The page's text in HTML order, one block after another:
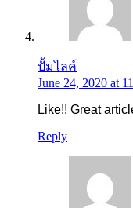
ปั้มไลค์
June 24, 2020 at
Like!! Great
Reply